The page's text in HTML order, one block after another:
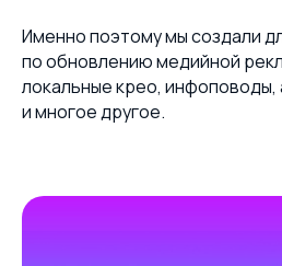
Именно поэтому мы создали
по обновлению медийной
локальные крео, инфоповоды,
и многое другое.